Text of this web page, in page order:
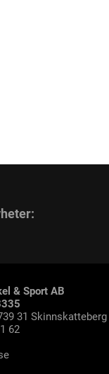
& Sport AB
31 Skinnskatteberg
62